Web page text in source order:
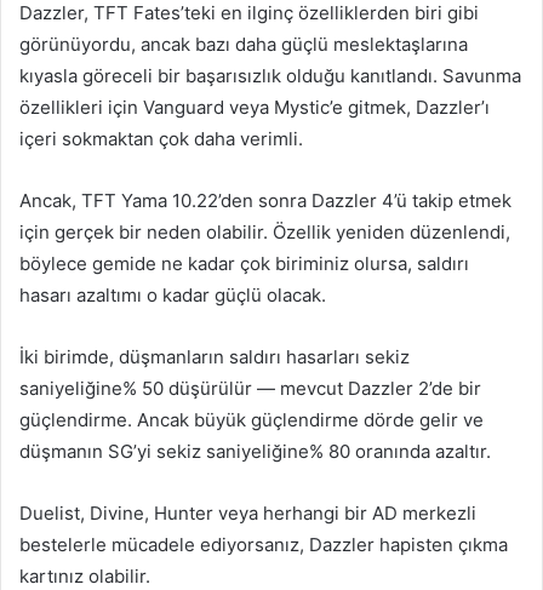
Dazzler, TFT Fates’teki en ilginç özelliklerden biri gibi
görünüyordu, ancak bazı daha güçlü meslektaşlarına
kıyasla göreceli bir başarısızlık olduğu kanıtlandı. Savunma
özellikleri için Vanguard veya Mystic’e gitmek, Dazzler’ı
içeri sokmaktan çok daha verimli.
Ancak, TFT Yama 10.22’den sonra Dazzler 4’ü takip etmek
için gerçek bir neden olabilir. Özellik yeniden düzenlendi,
böylece gemide ne kadar çok biriminiz olursa, saldırı
hasarı azaltımı o kadar güçlü olacak.
İki birimde, düşmanların saldırı hasarları sekiz
saniyeliğine% 50 düşürülür ⁠— mevcut Dazzler 2’de bir
güçlendirme. Ancak büyük güçlendirme dörde gelir ve
düşmanın SG’yi sekiz saniyeliğine% 80 oranında azaltır.
Duelist, Divine, Hunter veya herhangi bir AD merkezli
bestelerle mücadele ediyorsanız, Dazzler hapisten çıkma
kartınız olabilir.